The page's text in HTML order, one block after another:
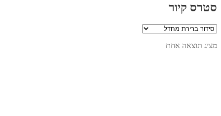
סטרס קיור
מציג תוצאה אחת